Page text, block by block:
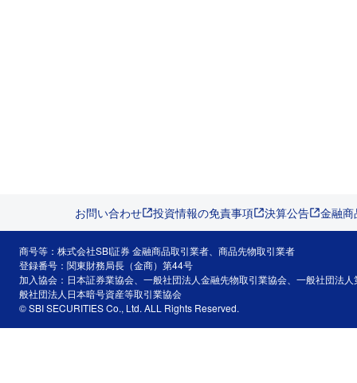
お問い合わせ 投資情報の免責事項 決算公告 金融
商号等：株式会社SBI証券 金融商品取引業者、商品先物取引業者
登録番号：関東財務局長（金商）第44号
加入協会：日本証券業協会、一般社団法人金融先物取引業協会、一般社団法
般社団法人日本暗号資産等取引業協会
© SBI SECURITIES Co., Ltd. ALL Rights Reserved.